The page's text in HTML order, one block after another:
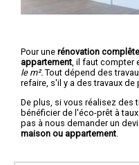
Pour une rénovation
appartement , il faut compter
le m². Tout dépend des
refaire, s'il y a des travaux de
De plus, si vous réalisez des
bénéficier de l'éco-prêt à
pas à nous demander un
maison ou appartement